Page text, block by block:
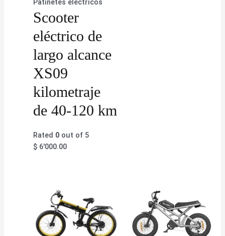
Patinetes eléctricos
Scooter
eléctrico de
largo alcance
XS09
kilometraje
de 40-120 km
Rated 0 out of 5
$ 6'000.00